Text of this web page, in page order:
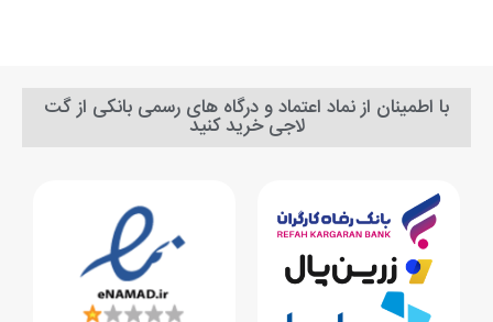
با اطمینان از نماد اعتماد و درگاه های رسمی بانکی از گت
لاجی خرید کنید